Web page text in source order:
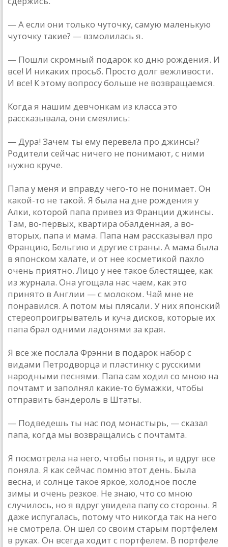
— А если они только чуточку, самую маленькую
чуточку такие? — взмолилась я.
— Пошли скромный подарок ко дню рождения. И
все! И никаких просьб. Просто долг вежливости.
И все! К этому вопросу больше не возвращаемся.
Когда я нашим девчонкам из класса это
рассказывала, они смеялись:
— Дура! Зачем ты ему перевела про джинсы?
Родители сейчас ничего не понимают, с ними
нужно круче.
Папа у меня и вправду чего-то не понимает. Он
какой-то не такой. Я была на дне рождения у
Алки, которой папа привез из Франции джинсы.
Там, во-первых, квартира обалденная, а во-
вторых, папа и мама. Папа нам рассказывал про
Францию, Бельгию и другие страны. А мама была
в японском халате, и от нее косметикой пахло
очень приятно. Лицо у нее такое блестящее, как
из журнала. Она угощала нас чаем, как это
принято в Англии — с молоком. Чай мне не
понравился. А потом мы плясали. У них японский
стереопроигрыватель и куча дисков, которые их
папа брал одними ладонями за края.
Я все же послала Фрэнни в подарок набор с
видами Петродворца и пластинку с русскими
народными песнями. Папа сам ходил со мною на
почтамт и заполнял какие-то бумажки, чтобы
отправить бандероль в Штаты.
— Подведешь ты нас под монастырь, — сказал
папа, когда мы возвращались с почтамта.
Я посмотрела на него, чтобы понять, и вдруг все
поняла. Я как сейчас помню этот день. Была
весна, и солнце такое яркое, холодное после
зимы и очень резкое. Не знаю, что со мною
случилось, но я вдруг увидела папу со стороны. Я
даже испугалась, потому что никогда так на него
не смотрела. Он шел со своим старым портфелем
в руках. Он всегда ходит с портфелем. В портфеле